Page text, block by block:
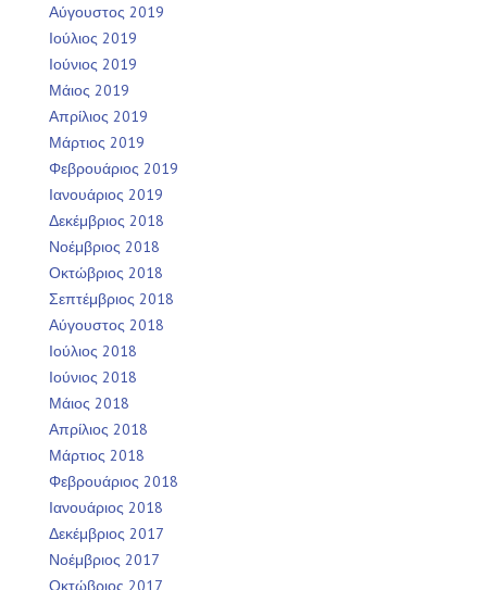
Αύγουστος 2019
Ιούλιος 2019
Ιούνιος 2019
Μάιος 2019
Απρίλιος 2019
Μάρτιος 2019
Φεβρουάριος 2019
Ιανουάριος 2019
Δεκέμβριος 2018
Νοέμβριος 2018
Οκτώβριος 2018
Σεπτέμβριος 2018
Αύγουστος 2018
Ιούλιος 2018
Ιούνιος 2018
Μάιος 2018
Απρίλιος 2018
Μάρτιος 2018
Φεβρουάριος 2018
Ιανουάριος 2018
Δεκέμβριος 2017
Νοέμβριος 2017
Οκτώβριος 2017